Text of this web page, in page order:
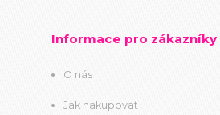
Informace pro zákazníky
O nás
Jak nakupovat